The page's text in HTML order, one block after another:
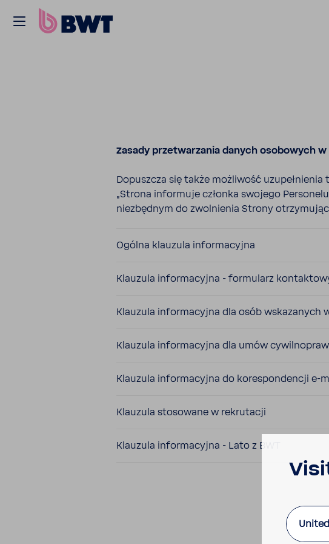
Zasady prze­twa­rzania danych osobo­wych w
Dopuszcza się także możli­wość
„Strona infor­muje członka swojego
niezbędnym do zwol­nienia Strony
Ogólna klau­zula infor­ma­cyjna
Klau­zula infor­ma­cyjna - formu­larz
Klau­zula infor­ma­cyjna dla osób
Klau­zula infor­ma­cyjna dla umów
Klau­zula infor­ma­cyjna do kore­spon­dencji e-​
Klau­zula stoso­wane w rekru­tacji
Klau­zula infor­ma­cyjna - Lato z BWT